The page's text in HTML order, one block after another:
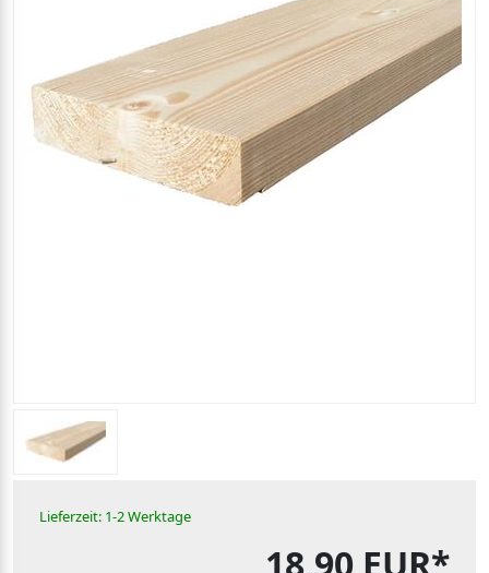
Lieferzeit: 1-2 Werktage